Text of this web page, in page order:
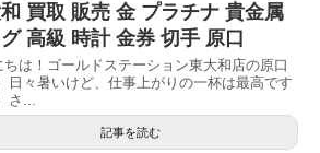
買取 販売 金 プラチナ 貴金属
高級 時計 金券 切手 原口
ちは！ゴールドステーション東大和店の原口
日々暑いけど、仕事上がりの一杯は最高です
さ...
記事を読む